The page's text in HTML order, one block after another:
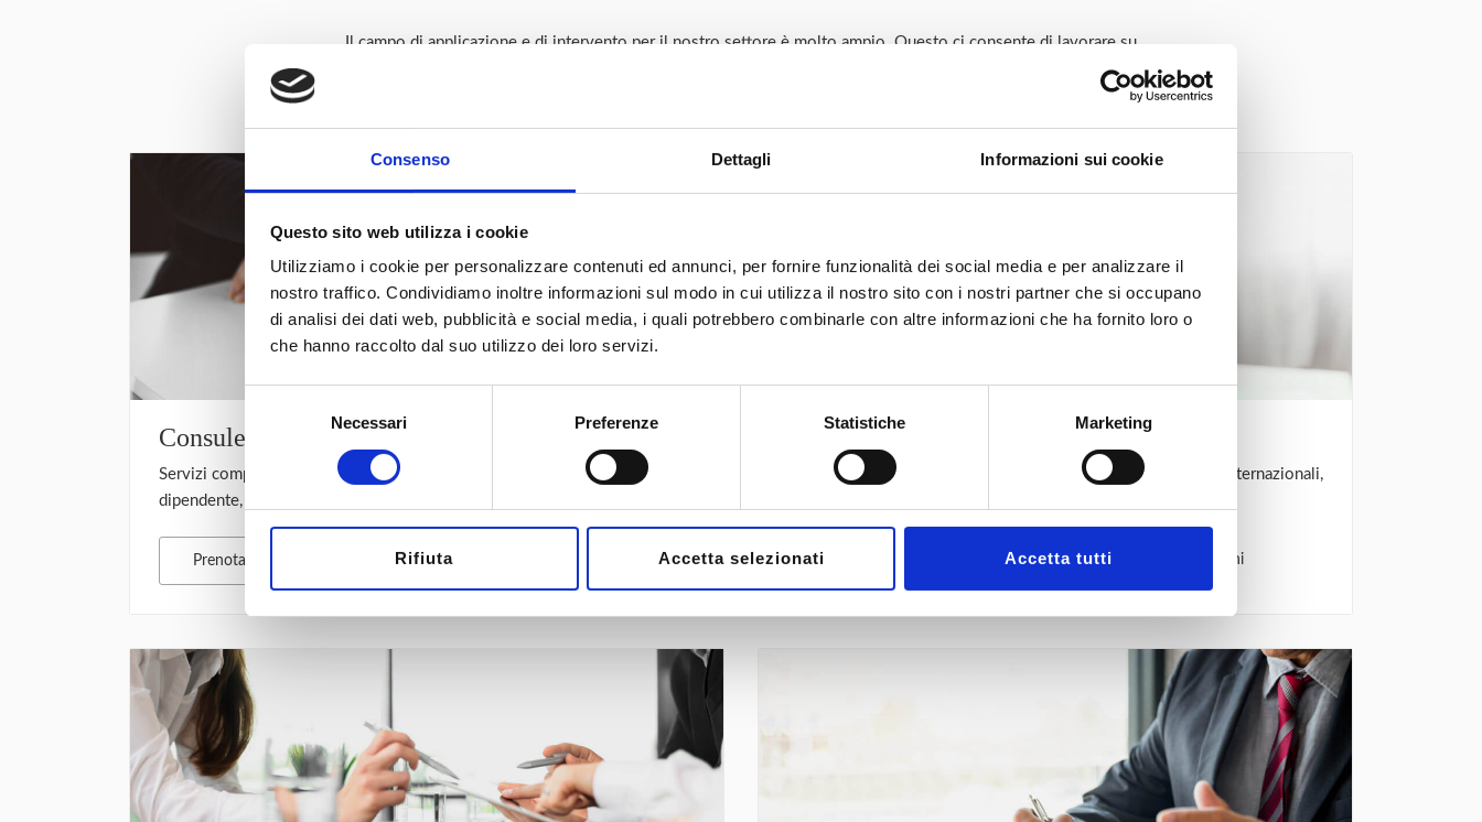
Consenso Dettagli Informazioni sui cookie
Questo sito web utilizza i cookie
Utilizziamo i cookie per personalizzare contenuti ed annunci, per fornire funzionalità dei social media e per analizzare il
nostro traffico. Condividiamo inoltre informazioni sul modo in cui utilizza il nostro sito con i nostri partner che si occupano
di analisi dei dati web, pubblicità e social media, i quali potrebbero combinarle con altre informazioni che ha fornito loro o
che hanno raccolto dal suo utilizzo dei loro servizi.
Selezione
consenso
Necessari Preferenze Statistiche Marketing
Rifiuta Accetta selezionati Accetta tutti
Il campo di applicazione e di intervento per il nostro settore è molto ampio. Questo ci consente di lavorare su
molti aspetti della vita lavorativa di aziende e privati, per dare risposte concrete alle singole esigenze.
Consulente del lavoro
Servizi completi per l’amministrazione e la gestione del personale
dipendente, parasubordinato ed autonomo
Prenota una consulenza
Consulenza contrattuale
Assistenza nella redazione nei contratti d’impresa, interni ed internazionali,
Prenota una consulenza Maggiori Informazioni